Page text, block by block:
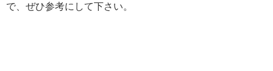
で、ぜひ参考にして下さい。